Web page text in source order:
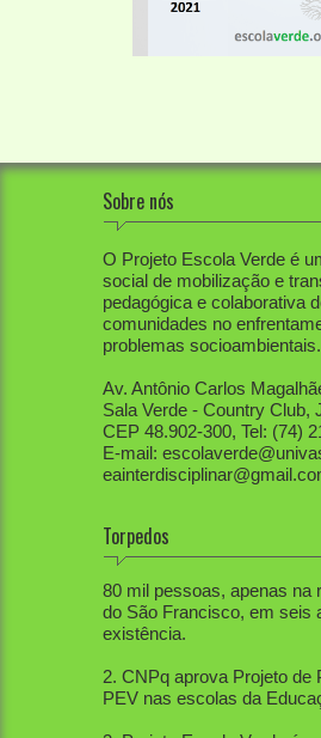
Sobre nós
O Projeto Escola Verde é
social de mobilização e
pedagógica e colaborativa
comunidades no
problemas socioambientais.
Av. Antônio Carlos
Sala Verde - Country Club,
CEP 48.902-300, Tel: (74)
E-mail:
Torpedos
1. PEV já mobilizou
80 mil pessoas, apenas na
do São Francisco, em seis
existência.
2. CNPq aprova Projeto de
PEV nas escolas da
3. Projeto Escola Verde é